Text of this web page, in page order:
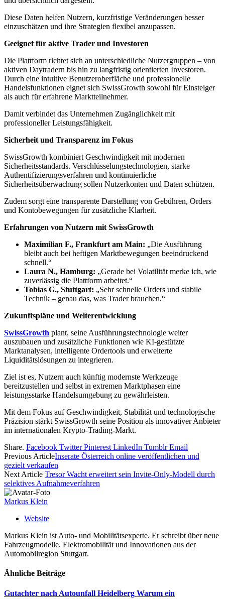
Diese Daten helfen Nutzern, kurzfristige Veränderungen besser
einzuschätzen und ihre Strategien flexibel anzupassen.
Geeignet für aktive Trader und Investoren
Die Plattform richtet sich an unterschiedliche Nutzergruppen – von
aktiven Daytradern bis hin zu langfristig orientierten Investoren.
Durch eine intuitive Benutzeroberfläche und professionelle
Handelsfunktionen eignet sich SwissGrowth sowohl für Einsteiger
als auch für erfahrene Marktteilnehmer.
Damit verbindet das Unternehmen Zugänglichkeit mit
professioneller Leistungsfähigkeit.
Sicherheit und Transparenz im Fokus
SwissGrowth kombiniert Geschwindigkeit mit modernen
Sicherheitsstandards. Verschlüsselungstechnologien, starke
Authentifizierungsverfahren und kontinuierliche
Sicherheitsüberwachung sollen Nutzerkonten und Daten schützen.
Zudem sorgt eine transparente Darstellung von Gebühren, Orders
und Kontobewegungen für zusätzliche Klarheit.
Erfahrungen von Nutzern mit SwissGrowth
Maximilian F., Frankfurt am Main: „Die Ausführung
bleibt auch bei heftigen Marktbewegungen beeindruckend
schnell.“
Laura N., Hamburg: „Gerade bei Volatilität merke ich, wie
zuverlässig die Plattform arbeitet.“
Tobias G., Stuttgart: „Sehr schnelle Orders und stabile
Technik – genau das, was Trader brauchen.“
Zukunftspläne und Weiterentwicklung
SwissGrowth plant, seine Ausführungstechnologie weiter
auszubauen und zusätzliche Funktionen wie KI-gestützte
Marktanalysen, intelligente Ordertools und erweiterte
Liquiditätslösungen zu integrieren.
Ziel ist es, Nutzern auch künftig modernste Werkzeuge
bereitzustellen und selbst in extremen Marktphasen eine
leistungsstarke Handelsumgebung zu gewährleisten.
Mit dem Fokus auf Geschwindigkeit, Stabilität und technologische
Präzision stärkt SwissGrowth seine Position als innovativer Anbieter
im internationalen Krypto-Trading-Markt.
Share. Facebook Twitter Pinterest LinkedIn Tumblr Email
Previous ArticleInserate Österreich online veröffentlichen und
gezielt verkaufen
Next Article Tresor Wacht erweitert sein Invite-Only-Modell durch
selektives Aufnahmeverfahren
Markus Klein
Website
Markus Klein ist Auto- und Mobilitätsexperte. Er schreibt über neue
Fahrzeugmodelle, Elektromobilität und Innovationen aus der
Automobilregion Stuttgart.
Ähnliche Beiträge
Gutachter nach Autounfall Heidelberg Warum ein